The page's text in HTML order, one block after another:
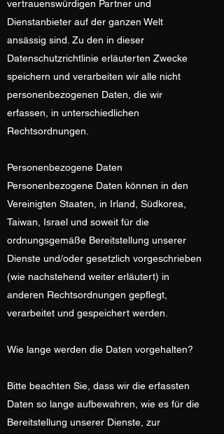
vertrauenswürdigen Partner und
Dienstanbieter auf der ganzen Welt
ansässig sind. Zu den in dieser
Datenschutzrichtlinie erläuterten Zwecke
speichern und verarbeiten wir alle nicht
personenbezogenen Daten, die wir
erfassen, in unterschiedlichen
Rechtsordnungen.
Personenbezogene Daten
Personenbezogene Daten können in den
Vereinigten Staaten, in Irland, Südkorea,
Taiwan, Israel und soweit für die
ordnungsgemäße Bereitstellung unserer
Dienste und/oder gesetzlich vorgeschrieben
(wie nachstehend weiter erläutert) in
anderen Rechtsordnungen gepflegt,
verarbeitet und gespeichert werden.
Wie lange werden die Daten vorgehalten?
Bitte beachten Sie, dass wir die erfassten
Daten so lange aufbewahren, wie es für die
Bereitstellung unserer Dienste, zur